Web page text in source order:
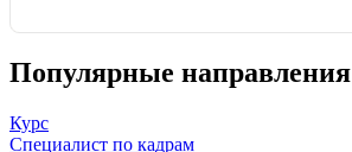
Популярные направления
Курс
Специалист по кадрам